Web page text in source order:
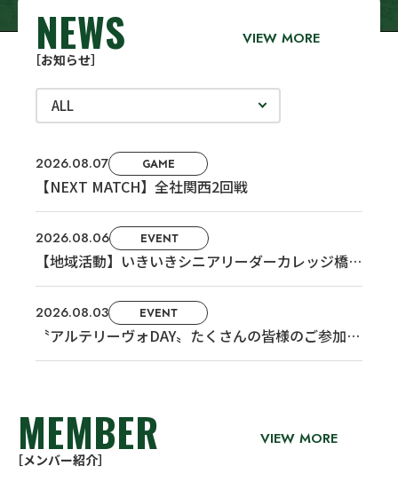
NEWS
［お知らせ］
ALL
2026.08.07 GAME
【NEXT MATCH】全社関西2回戦
2026.08.06 EVENT
【地域活動】いきいきシニアリーダーカレッジ橋本
校で講義担当しました
2026.08.03 EVENT
〝アルテリーヴォDAY〟たくさんの皆様のご参加あ
りがとうございました
VIEW MORE
MEMBER
［メンバー紹介］
VIEW MORE